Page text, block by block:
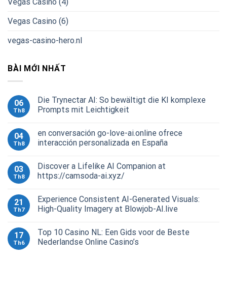
Vegas Casino (4)
Vegas Casino (6)
vegas-casino-hero.nl
BÀI MỚI NHẤT
06
Th8
Die Trynectar AI: So bewältigt die KI komplexe
Prompts mit Leichtigkeit
04
Th8
en conversación go-love-ai.online ofrece
interacción personalizada en España
03
Th8
Discover a Lifelike AI Companion at
https://camsoda-ai.xyz/
21
Th7
Experience Consistent AI-Generated Visuals:
High-Quality Imagery at Blowjob-AI.live
17
Th6
Top 10 Casino NL: Een Gids voor de Beste
Nederlandse Online Casino’s